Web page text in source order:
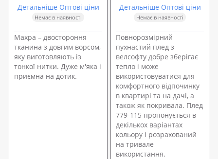
Детальніше Оптові ціни
Немає в наявності
Махра – двостороння
тканина з довгим ворсом,
яку виготовляють із
тонкої нитки. Дуже м'яка і
приємна на дотик.
Детальніше Оптові ціни
Немає в наявності
Повнорозмірний
пухнастий плед з
велсофту добре зберігає
тепло і може
використовуватися для
комфортного відпочинку
в квартирі та на дачі, а
також як покривала. Плед
779-115 пропонується в
декількох варіантах
кольору і розрахований
на тривале
використання.